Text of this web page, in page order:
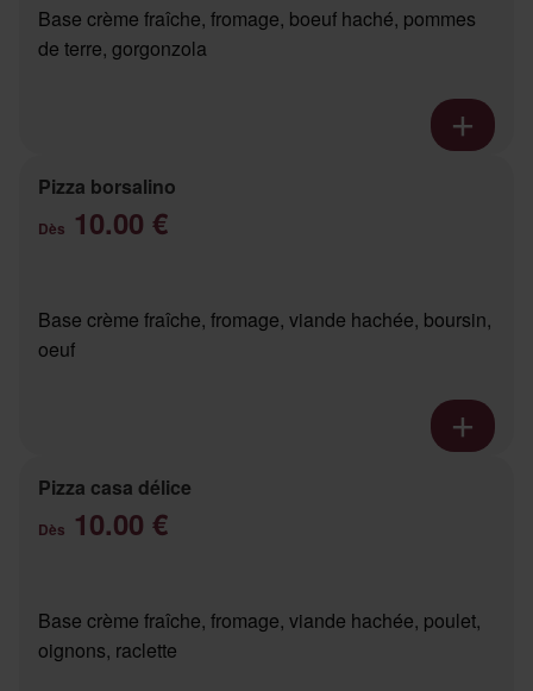
Base crème fraîche, fromage, boeuf haché, pommes
de terre, gorgonzola
Pizza borsalino
Dès 10.00 €
Base crème fraîche, fromage, viande hachée, boursin,
oeuf
Pizza casa délice
Dès 10.00 €
Base crème fraîche, fromage, viande hachée, poulet,
oignons, raclette